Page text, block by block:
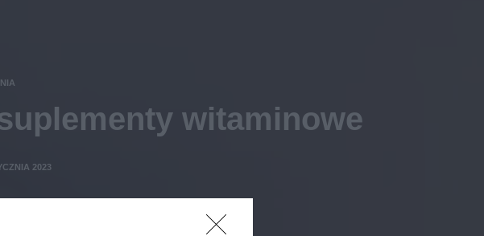
witaminowe
2023